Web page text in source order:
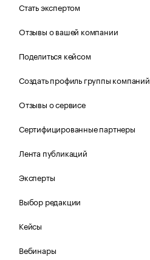
Стать экспертом
Отзывы о вашей компании
Поделиться кейсом
Создать профиль группы компаний
Отзывы о сервисе
Сертифицированные партнеры
Лента публикаций
Эксперты
Выбор редакции
Кейсы
Вебинары